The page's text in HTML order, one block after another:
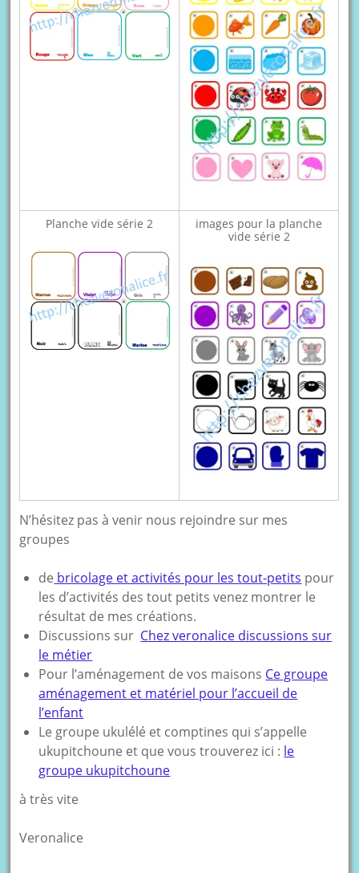
Planche vide série 2
images pour la planche
vide série 2
N’hésitez pas à venir nous rejoindre sur mes
groupes
de bricolage et activités pour les tout-petits pour
les d’activités des tout petits venez montrer le
résultat de mes créations.
Discussions sur Chez veronalice discussions sur
le métier
Pour l’aménagement de vos maisons Ce groupe
aménagement et matériel pour l’accueil de
l’enfant
Le groupe ukulélé et comptines qui s’appelle
ukupitchoune et que vous trouverez ici : le
groupe ukupitchoune
à très vite
Veronalice